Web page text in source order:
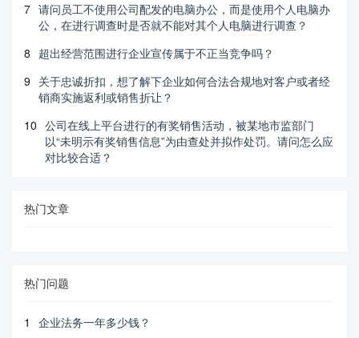
7 请问员工不使用公司配发的电脑办公，而是使用个人电脑办
公，在进行调查时是否就不能对其个人电脑进行调查？
8 超出经营范围进行企业宣传属于不正当竞争吗？
9 关于忠诚折扣，想了解下企业如何合法合规地对客户或者经
销商实施返利或销售折让？
10 公司在线上平台进行的有奖销售活动，被某地市监部门
以“未明示有奖销售信息”为由查处并拟作处罚。请问怎么应
对比较合适？
热门文章
热门问题
1
企业法务一年多少钱？